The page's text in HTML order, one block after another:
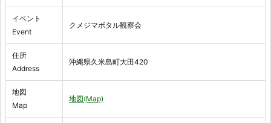
イベント
Event
クメジマボタル観察会
住所
Address
沖縄県久米島町大田420
地図
Map
地図(Map)